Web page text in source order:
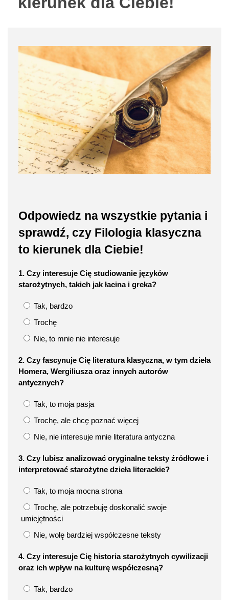
Odpowiedz na wszystkie pytania i
sprawdź, czy Filologia klasyczna
to kierunek dla Ciebie!
1. Czy interesuje Cię studiowanie języków
starożytnych, takich jak łacina i greka?
Tak, bardzo
Trochę
Nie, to mnie nie interesuje
2. Czy fascynuje Cię literatura klasyczna, w tym dzieła
Homera, Wergiliusza oraz innych autorów
antycznych?
Tak, to moja pasja
Trochę, ale chcę poznać więcej
Nie, nie interesuje mnie literatura antyczna
3. Czy lubisz analizować oryginalne teksty źródłowe i
interpretować starożytne dzieła literackie?
Tak, to moja mocna strona
Trochę, ale potrzebuję doskonalić swoje
umiejętności
Nie, wolę bardziej współczesne teksty
4. Czy interesuje Cię historia starożytnych cywilizacji
oraz ich wpływ na kulturę współczesną?
Tak, bardzo